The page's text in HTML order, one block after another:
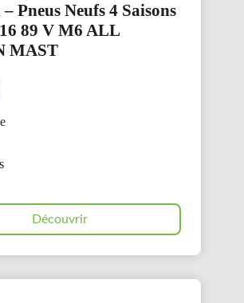
Pneus Neufs 4 Saisons
89 V M6 ALL
MAST
Découvrir